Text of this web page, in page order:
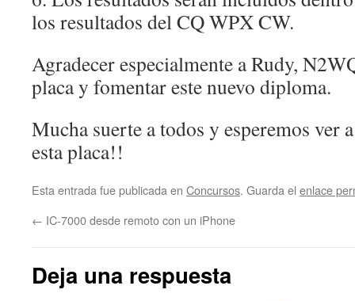
los resultados del CQ WPX CW.
Agradecer especialmente a Rudy,
placa y fomentar este nuevo diploma.
Mucha suerte a todos y esperemos ver
esta placa!!
Esta entrada fue publicada en Concursos. Guarda el enlace
← IC-7000 desde remoto con un iPhone
Deja una respuesta